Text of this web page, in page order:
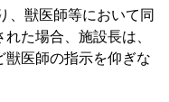
、獣医師等において同
た場合、施設長は、
医師の指示を仰ぎな